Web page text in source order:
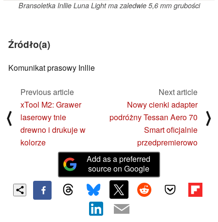
Bransoletka Inllie Luna Light ma zaledwie 5,6 mm grubości
Źródło(a)
Komunikat prasowy Inllie
⟨
Previous article
xTool M2: Grawer
laserowy tnie
drewno i drukuje w
kolorze
Next article
Nowy cienki adapter
podróżny Tessan Aero 70
Smart oficjalnie
przedpremierowo
⟩
Add as a preferred
source on Google